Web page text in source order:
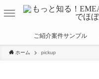
ご紹介案件サンプル
ホーム pickup